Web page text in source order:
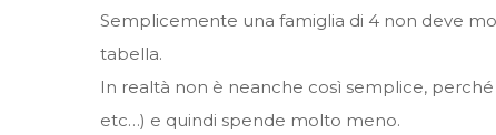
Semplicemente una famiglia di 4 non deve
tabella.
In realtà non è neanche così semplice,
etc…) e quindi spende molto meno.